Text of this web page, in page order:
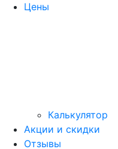
Цены
Калькулятор
Акции и скидки
Отзывы